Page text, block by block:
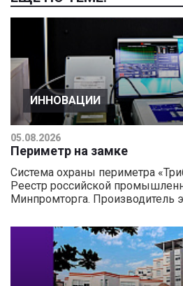
ИННОВАЦИИ
05.08.2026
Периметр на замке
Система охраны периметра
Реестр российской
Минпромторга. Производитель